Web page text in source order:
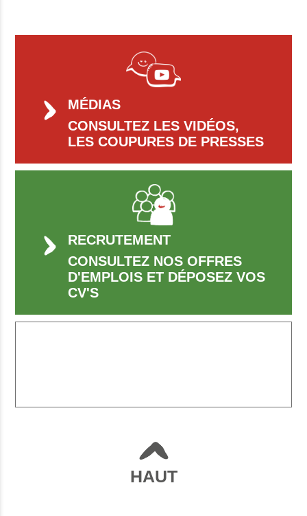
MÉDIAS
CONSULTEZ LES VIDÉOS,
LES COUPURES DE PRESSES
RECRUTEMENT
CONSULTEZ NOS OFFRES
D'EMPLOIS ET DÉPOSEZ VOS
CV'S
HAUT